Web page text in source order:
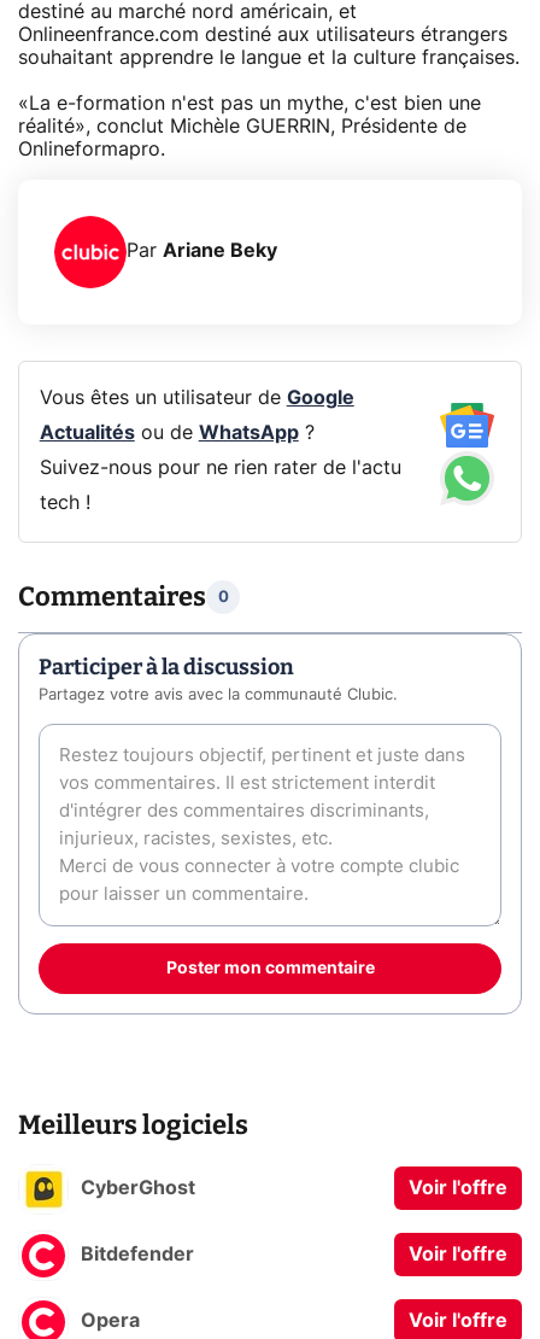
destiné au marché nord américain, et
Onlineenfrance.com destiné aux utilisateurs étrangers
souhaitant apprendre le langue et la culture françaises.
«La e-formation n'est pas un mythe, c'est bien une
réalité», conclut Michèle GUERRIN, Présidente de
Onlineformapro.
Par Ariane Beky
Vous êtes un utilisateur de Google
Actualitésou de WhatsApp?
Suivez-nous pour ne rien rater de l'actu
tech !
Commentaires 0
Participer à la discussion
Partagez votre avis avec la communauté Clubic.
Poster mon commentaire
Meilleurs logiciels
CyberGhost Voir l'offre
Bitdefender Voir l'offre
Opera Voir l'offre